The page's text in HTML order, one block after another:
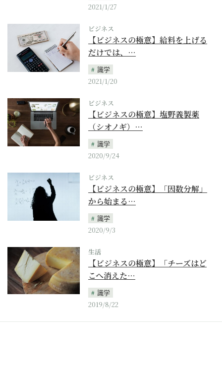
2021/1/27
ビジネス
【ビジネスの極意】給料を上げる
だけでは、…
識学
2021/1/20
ビジネス
【ビジネスの極意】塩野義製薬
（シオノギ）…
識学
2020/9/24
ビジネス
【ビジネスの極意】「因数分解」
から始まる…
識学
2020/9/3
生活
【ビジネスの極意】「チーズはど
こへ消えた…
識学
2019/8/22